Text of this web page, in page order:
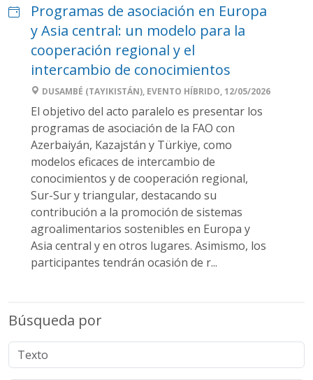
Programas de asociación en Europa
y Asia central: un modelo para la
cooperación regional y el
intercambio de conocimientos
DUSAMBÉ (TAYIKISTÁN), EVENTO HÍBRIDO, 12/05/2026
El objetivo del acto paralelo es presentar los
programas de asociación de la FAO con
Azerbaiyán, Kazajstán y Türkiye, como
modelos eficaces de intercambio de
conocimientos y de cooperación regional,
Sur-Sur y triangular, destacando su
contribución a la promoción de sistemas
agroalimentarios sostenibles en Europa y
Asia central y en otros lugares. Asimismo, los
participantes tendrán ocasión de r...
Búsqueda por